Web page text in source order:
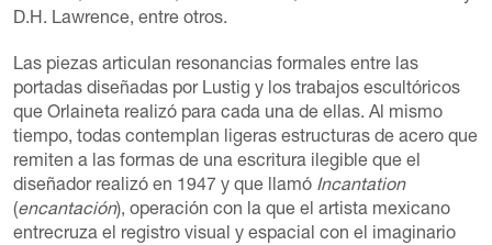
D.H. Lawrence, entre otros.
Las piezas articulan resonancias formales entre las
portadas diseñadas por Lustig y los trabajos escultóricos
que Orlaineta realizó para cada una de ellas. Al mismo
tiempo, todas contemplan ligeras estructuras de acero que
remiten a las formas de una escritura ilegible que el
diseñador realizó en 1947 y que llamó Incantation
(encantación), operación con la que el artista mexicano
entrecruza el registro visual y espacial con el imaginario